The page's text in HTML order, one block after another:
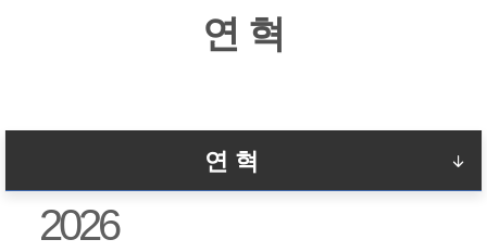
연 혁
연 혁
2026
2026